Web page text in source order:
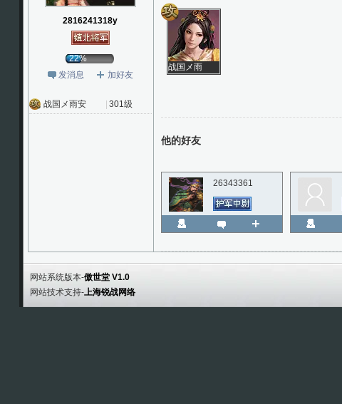
2816241318y
22%
发消息
加好友
战国メ雨安 301级
战国メ雨
他的好友
26343361
网站系统版本-傲世堂 V1.0
网站技术支持-上海锐战网络